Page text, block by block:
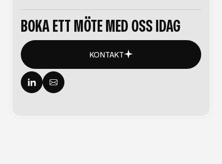
BOKA ETT MÖTE MED OSS IDAG
KONTAKT